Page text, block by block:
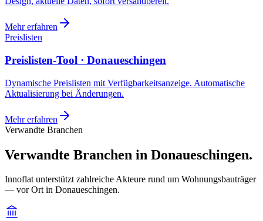
Mehr erfahren
Preislisten
Preislisten-Tool · Donaueschingen
Dynamische Preislisten mit Verfügbarkeitsanzeige. Automatische
Aktualisierung bei Änderungen.
Mehr erfahren
Verwandte Branchen
Verwandte Branchen in Donaueschingen.
Innoflat unterstützt zahlreiche Akteure rund um Wohnungsbauträger
— vor Ort in Donaueschingen.